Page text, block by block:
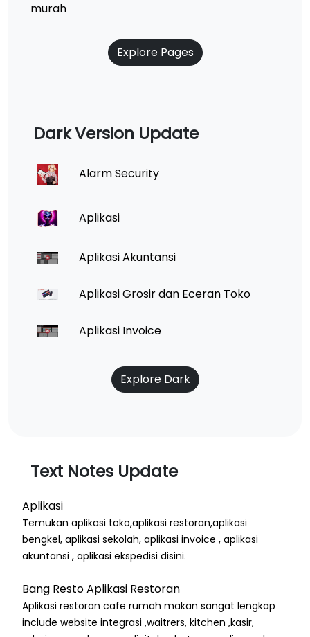
murah
Explore Pages
Dark Version Update
Alarm Security
Aplikasi
Aplikasi Akuntansi
Aplikasi Grosir dan Eceran Toko
Aplikasi Invoice
Explore Dark
Text Notes Update
Aplikasi
Temukan aplikasi toko,aplikasi restoran,aplikasi
bengkel, aplikasi sekolah, aplikasi invoice , aplikasi
akuntansi , aplikasi ekspedisi disini.
Bang Resto Aplikasi Restoran
Aplikasi restoran cafe rumah makan sangat lengkap
include website integrasi ,waitrers, kitchen ,kasir,